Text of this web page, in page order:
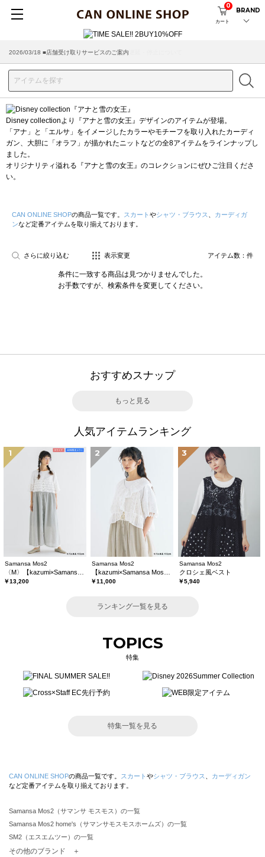
カート
0
BRAND
2026/03/18 ■店舗受け取りサービスのご案内
Disney collectionより『アナと雪の女王』デザインのアイテムが登場。
「アナ」と「エルサ」をイメージしたカラーやモチーフを取り入れたカーディ
ガン、大胆に「オラフ」が描かれたニットなどの全8アイテムをラインナップし
ました。
オリジナリティ溢れる『アナと雪の女王』のコレクションにぜひご注目くださ
い。
CAN ONLINE SHOPの商品一覧です。 スカート やシャツ・ブラウス
カーディガ
ンなど定番アイテムを取り揃えております。
さらに絞り込む 表示変更 アイテム数： 件
条件に一致する商品は見つかりませんでした。
お手数ですが、検索条件を変更してください。
おすすめスナップ
もっと見る
人気アイテムランキング
1
Samansa Mos2
￥13,200
2
Samansa Mos2
￥11,000
3
Samansa Mos2
クロシェ風ベスト
￥5,940
ランキング一覧を見る
TOPICS
特集
特集一覧を見る
CAN ONLINE SHOPの商品一覧です。 スカート やシャツ・ブラウス
カーディガン
など定番アイテムを取り揃えております。
Samansa Mos2（サマンサ モスモス）の一覧
Samansa Mos2 home's（サマンサモスモスホームズ）の一覧
SM2（エスエムツー）の一覧
TSUHARU by Samansa Mos2（ツハルバイサマンサモスモス）の一覧
その他のブランド ＋